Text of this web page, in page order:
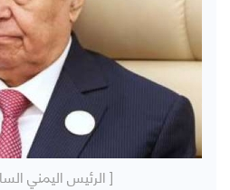
[ الرئيس اليمني